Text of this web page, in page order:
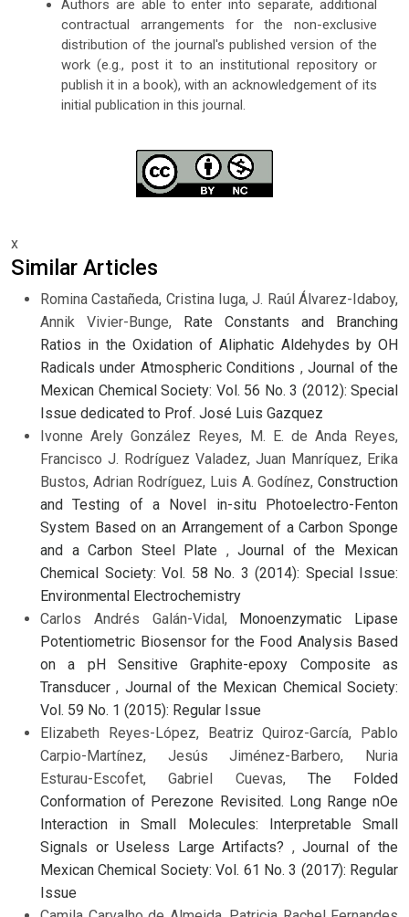
Authors are able to enter into separate, additional
contractual arrangements for the non-exclusive
distribution of the journal's published version of the
work (e.g., post it to an institutional repository or
publish it in a book), with an acknowledgement of its
initial publication in this journal.
x
Similar Articles
Romina Castañeda, Cristina Iuga, J. Raúl Álvarez-Idaboy,
Annik Vivier-Bunge, Rate Constants and Branching
Ratios in the Oxidation of Aliphatic Aldehydes by OH
Radicals under Atmospheric Conditions ,Journal of the
Mexican Chemical Society: Vol. 56 No. 3 (2012): Special
Issue dedicated to Prof. José Luis Gazquez
Ivonne Arely González Reyes, M. E. de Anda Reyes,
Francisco J. Rodríguez Valadez, Juan Manríquez, Erika
Bustos, Adrian Rodríguez, Luis A. Godínez, Construction
and Testing of a Novel in-situ Photoelectro-Fenton
System Based on an Arrangement of a Carbon Sponge
and a Carbon Steel Plate ,Journal of the Mexican
Chemical Society: Vol. 58 No. 3 (2014): Special Issue:
Environmental Electrochemistry
Carlos Andrés Galán-Vidal, Monoenzymatic Lipase
Potentiometric Biosensor for the Food Analysis Based
on a pH Sensitive Graphite-epoxy Composite as
Transducer, Journal of the Mexican Chemical Society:
Vol. 59 No. 1 (2015): Regular Issue
Elizabeth Reyes-López, Beatriz Quiroz-García, Pablo
Carpio-Martínez, Jesús Jiménez-Barbero, Nuria
Esturau-Escofet, Gabriel Cuevas, The Folded
Conformation of Perezone Revisited. Long Range nOe
Interaction in Small Molecules: Interpretable Small
Signals or Useless Large Artifacts? , Journal of the
Mexican Chemical Society: Vol. 61 No. 3 (2017): Regular
Issue